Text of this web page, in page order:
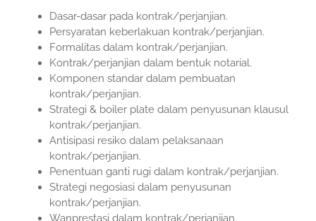
Dasar-dasar pada kontrak/perjanjian.
Persyaratan keberlakuan kontrak/perjanjian.
Formalitas dalam kontrak/perjanjian.
Kontrak/perjanjian dalam bentuk notarial.
Komponen standar dalam pembuatan
kontrak/perjanjian.
Strategi & boiler plate dalam penyusunan klausul
kontrak/perjanjian.
Antisipasi resiko dalam pelaksanaan
kontrak/perjanjian.
Penentuan ganti rugi dalam kontrak/perjanjian.
Strategi negosiasi dalam penyusunan
kontrak/perjanjian.
Wanprestasi dalam kontrak/perjanjian.